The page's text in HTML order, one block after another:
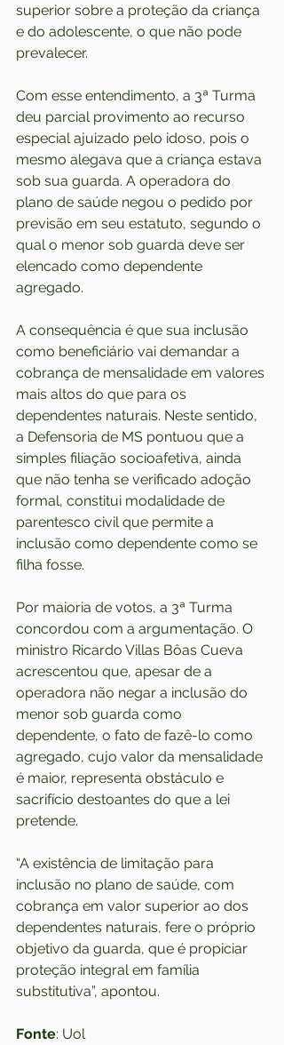
superior sobre a proteção da criança
e do adolescente, o que não pode
prevalecer.
Com esse entendimento, a 3ª Turma
deu parcial provimento ao recurso
especial ajuizado pelo idoso, pois o
mesmo alegava que a criança estava
sob sua guarda. A operadora do
plano de saúde negou o pedido por
previsão em seu estatuto, segundo o
qual o menor sob guarda deve ser
elencado como dependente
agregado.
A consequência é que sua inclusão
como beneficiário vai demandar a
cobrança de mensalidade em valores
mais altos do que para os
dependentes naturais. Neste sentido,
a Defensoria de MS pontuou que a
simples filiação socioafetiva, ainda
que não tenha se verificado adoção
formal, constitui modalidade de
parentesco civil que permite a
inclusão como dependente como se
filha fosse.
Por maioria de votos, a 3ª Turma
concordou com a argumentação. O
ministro Ricardo Villas Bôas Cueva
acrescentou que, apesar de a
operadora não negar a inclusão do
menor sob guarda como
dependente, o fato de fazê-lo como
agregado, cujo valor da mensalidade
é maior, representa obstáculo e
sacrifício destoantes do que a lei
pretende.
“A existência de limitação para
inclusão no plano de saúde, com
cobrança em valor superior ao dos
dependentes naturais, fere o próprio
objetivo da guarda, que é propiciar
proteção integral em família
substitutiva”, apontou.
Fonte: Uol